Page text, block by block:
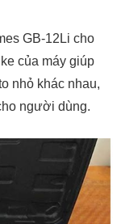
GB-12Li cho
của máy giúp
nhỏ khác nhau,
người dùng.